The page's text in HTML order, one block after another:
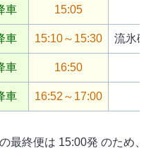
車 15:05
車 15:10～15:30 流氷砕
車 16:50
車 16:52～17:00
最終便は 15:00発 のため